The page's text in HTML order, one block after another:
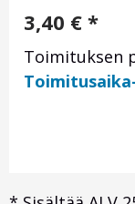
3,40 € *
Toimituksen